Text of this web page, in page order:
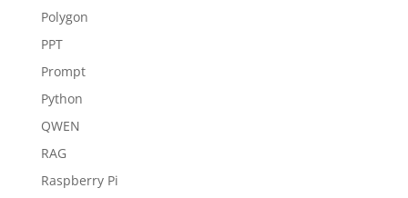
Polygon
PPT
Prompt
Python
QWEN
RAG
Raspberry Pi